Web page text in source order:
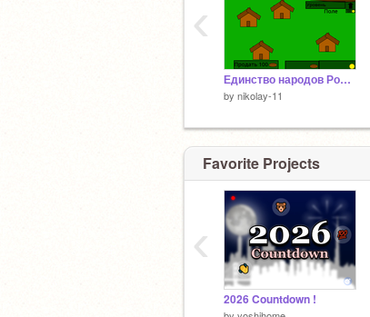
Единство народов России
by nikolay-11
‹
Favorite Projects
2026 Countdown !
‹